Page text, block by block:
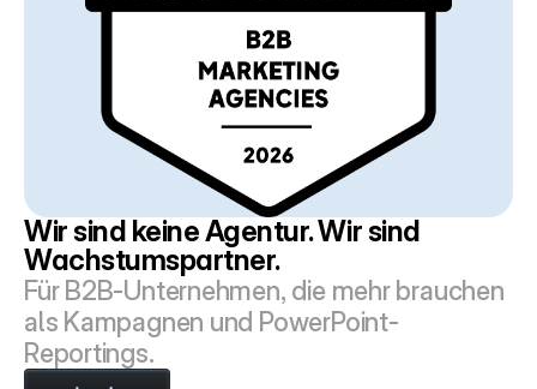
Wir sind keine Agentur. Wir sind
Wachstumspartner.
Für B2B-Unternehmen, die mehr brauchen
als Kampagnen und PowerPoint-
Reportings.